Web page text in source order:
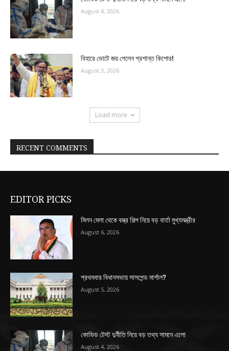
August 4, 2026
বিহারে ভোটে জয় পেলেন প্রশান্ত কিশোর!
August 3, 2026
Load more
RECENT COMMENTS
EDITOR PICKS
মিলন মেলা থেকে বস্ত্র শিল্প নিয়ে বড় বার্তা মুখ্যমন্ত্রীর
August 6, 2026
প্রথমবার বিধানসভায় সাসপেন্ড মার্শাল?
August 5, 2026
কোভিড টেস্ট দুর্নীতি নিয়ে বড় তথ্য সামনে এলো
August 4, 2026